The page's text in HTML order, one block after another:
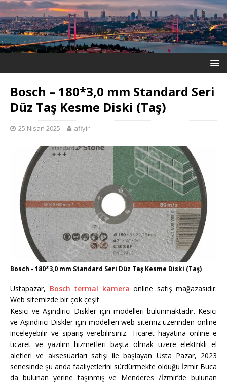
Bosch – 180*3,0 mm Standard Seri
Düz Taş Kesme Diski (Taş)
25 Nisan 2025 afiyir
Bosch - 180*3,0 mm Standard Seri Düz Taş Kesme Diski (Taş)
Ustapazar, Bosch termal kamera online satış mağazasıdır.
Web sitemizde bir çok çeşit
Kesici ve Aşındırıcı Diskler için modelleri bulunmaktadır. Kesici
ve Aşındırıcı Diskler için modelleri web sitemiz üzerinden online
inceleyebilir ve sipariş verebilirsiniz. Ticaret hayatına online e
ticaret ve yazılım hizmetleri başta olmak üzere elektrikli el
aletleri ve aksesuarları satışı ile başlayan Usta Pazar, 2023
senesinde şu anda faaliyetlerini sürdürmekte olduğu İzmir Buca
da bulunan yerine taşınmış ve Menderes /İzmir’de bulunan